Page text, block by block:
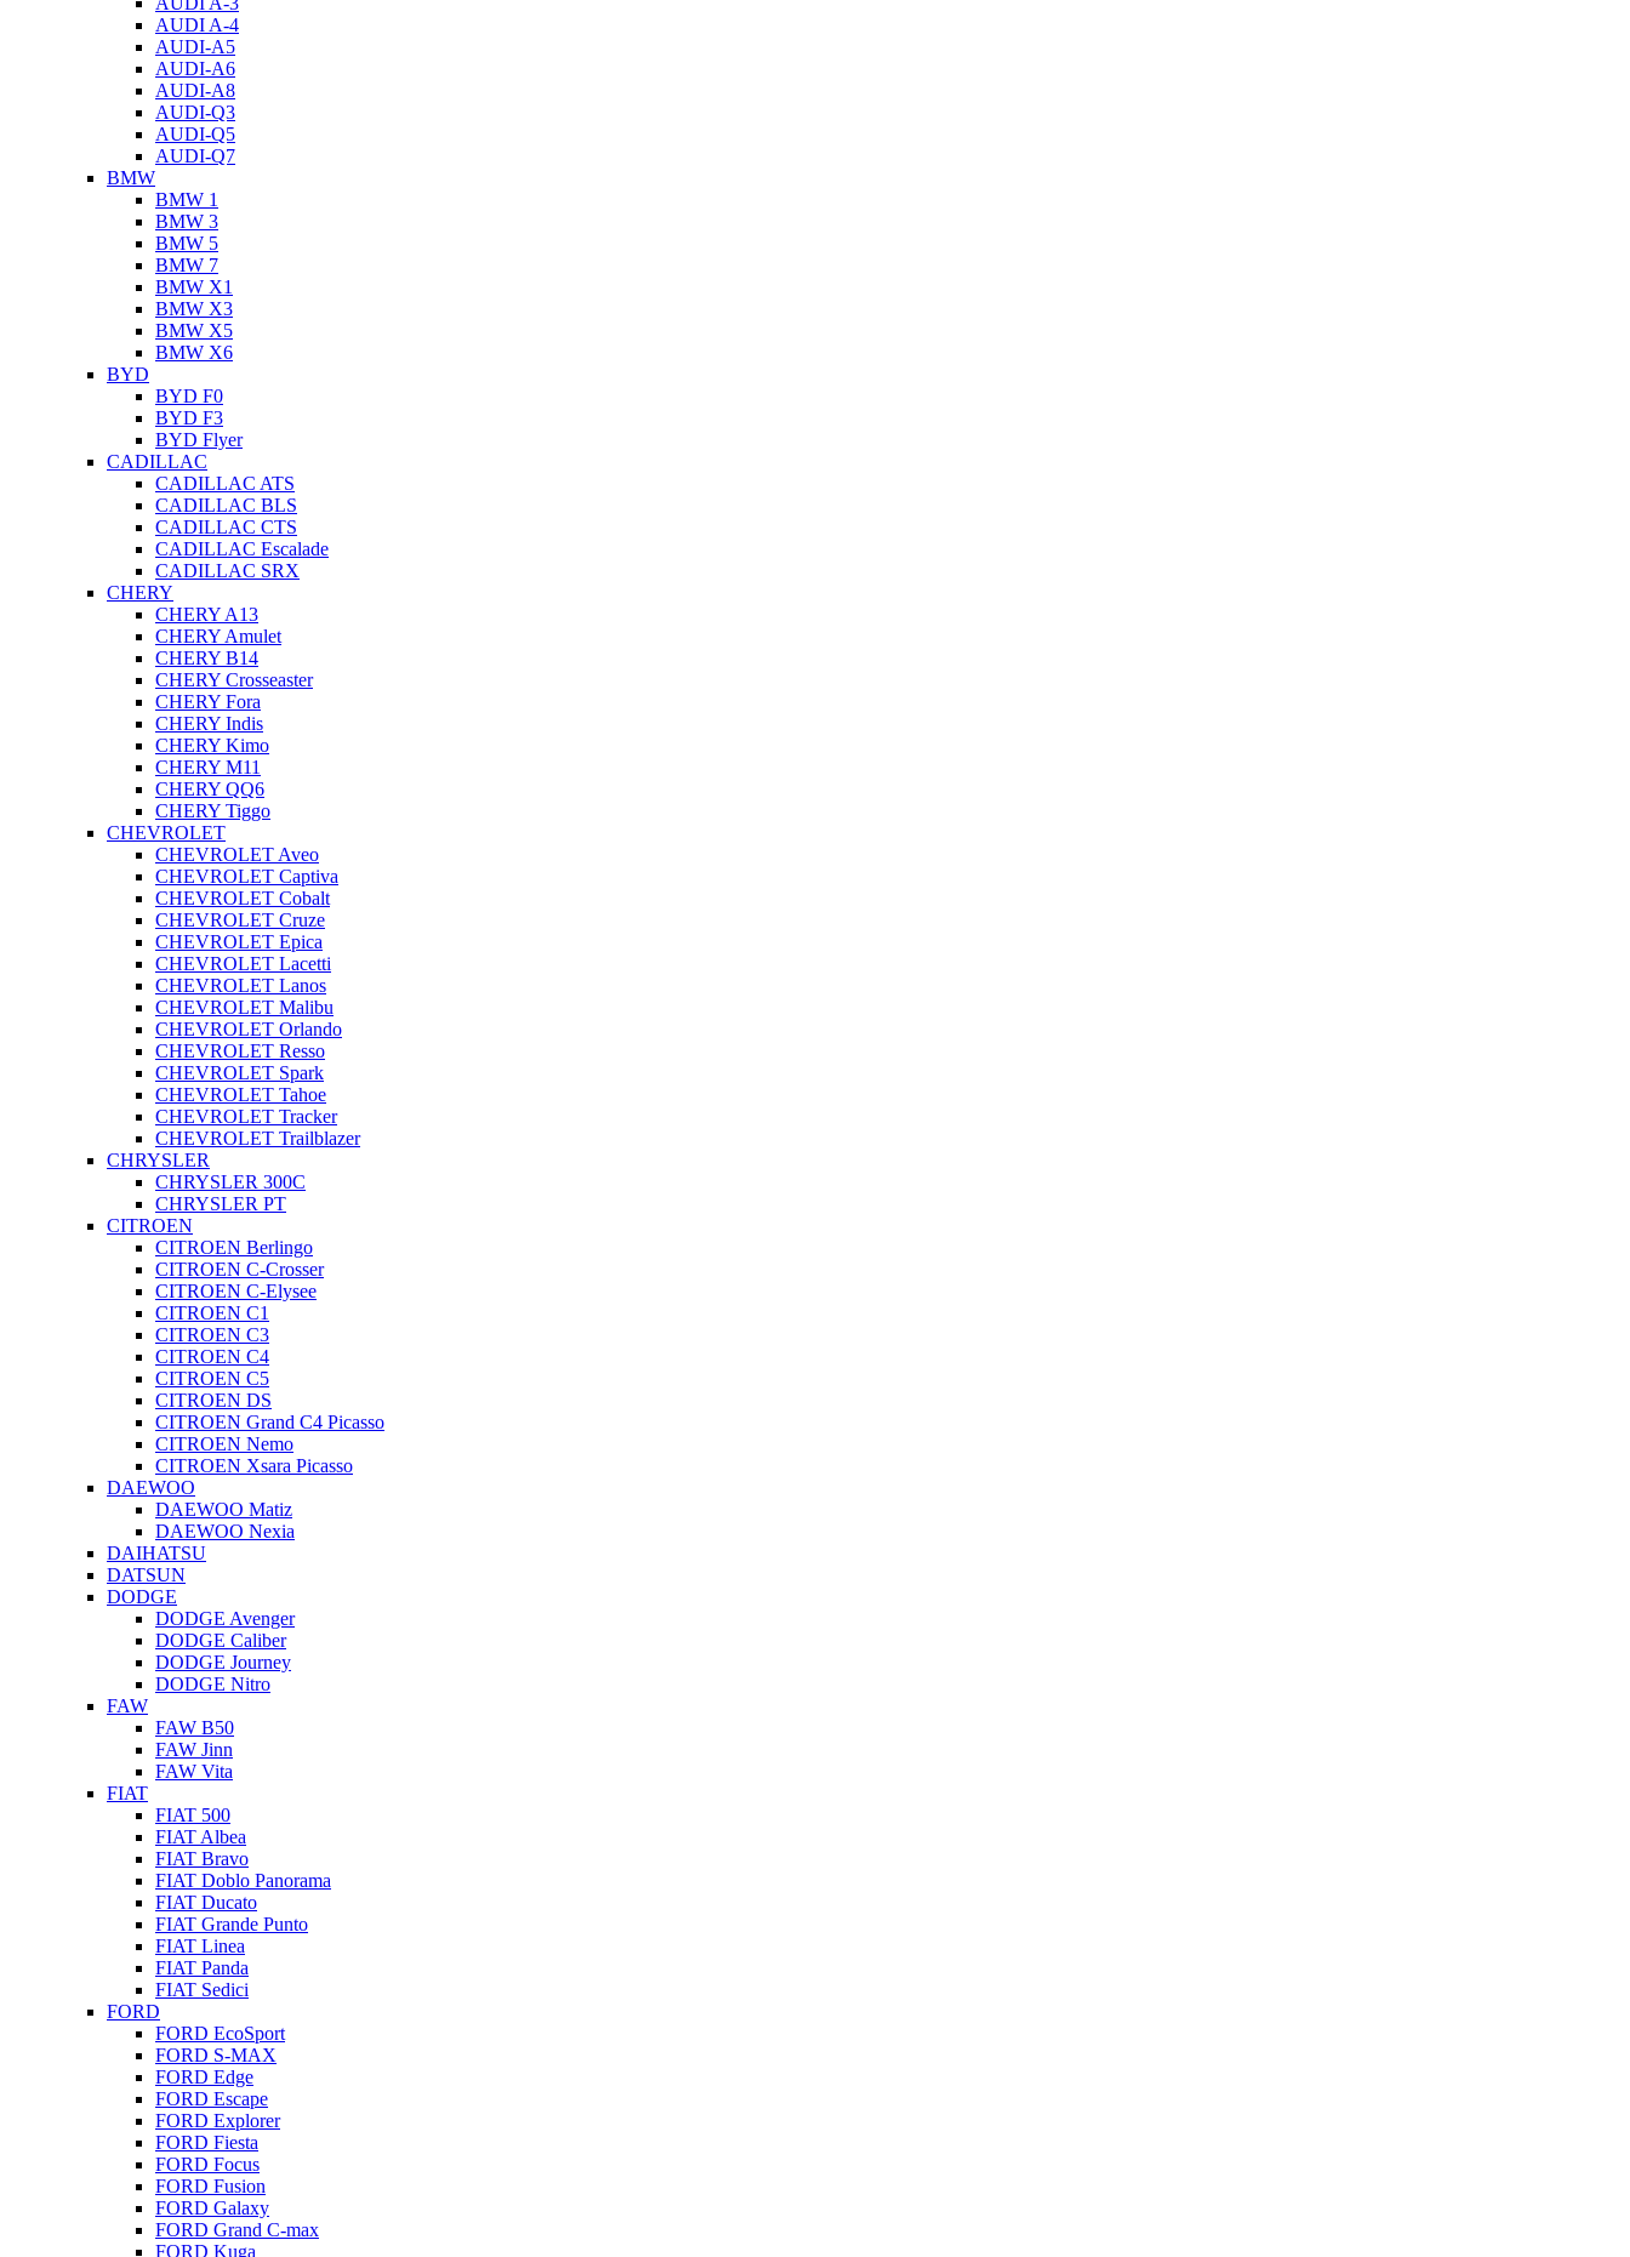
AUDI A-4
AUDI-A5
AUDI-A6
AUDI-A8
AUDI-Q3
AUDI-Q5
AUDI-Q7
BMW
BMW 1
BMW 3
BMW 5
BMW 7
BMW X1
BMW X3
BMW X5
BMW X6
BYD
BYD F0
BYD F3
BYD Flyer
CADILLAC
CADILLAC ATS
CADILLAC BLS
CADILLAC CTS
CADILLAC Escalade
CADILLAC SRX
CHERY
CHERY A13
CHERY Amulet
CHERY B14
CHERY Crosseaster
CHERY Fora
CHERY Indis
CHERY Kimo
CHERY M11
CHERY QQ6
CHERY Tiggo
CHEVROLET
CHEVROLET Aveo
CHEVROLET Captiva
CHEVROLET Cobalt
CHEVROLET Cruze
CHEVROLET Epica
CHEVROLET Lacetti
CHEVROLET Lanos
CHEVROLET Malibu
CHEVROLET Orlando
CHEVROLET Resso
CHEVROLET Spark
CHEVROLET Tahoe
CHEVROLET Tracker
CHEVROLET Trailblazer
CHRYSLER
CHRYSLER 300C
CHRYSLER PT
CITROEN
CITROEN Berlingo
CITROEN C-Crosser
CITROEN C-Elysee
CITROEN C1
CITROEN C3
CITROEN C4
CITROEN C5
CITROEN DS
CITROEN Grand C4 Picasso
CITROEN Nemo
CITROEN Xsara Picasso
DAEWOO
DAEWOO Matiz
DAEWOO Nexia
DAIHATSU
DATSUN
DODGE
DODGE Avenger
DODGE Caliber
DODGE Journey
DODGE Nitro
FAW
FAW B50
FAW Jinn
FAW Vita
FIAT
FIAT 500
FIAT Albea
FIAT Bravo
FIAT Doblo Panorama
FIAT Ducato
FIAT Grande Punto
FIAT Linea
FIAT Panda
FIAT Sedici
FORD
FORD EcoSport
FORD S-MAX
FORD Edge
FORD Escape
FORD Explorer
FORD Fiesta
FORD Focus
FORD Fusion
FORD Galaxy
FORD Grand C-max
FORD Kuga